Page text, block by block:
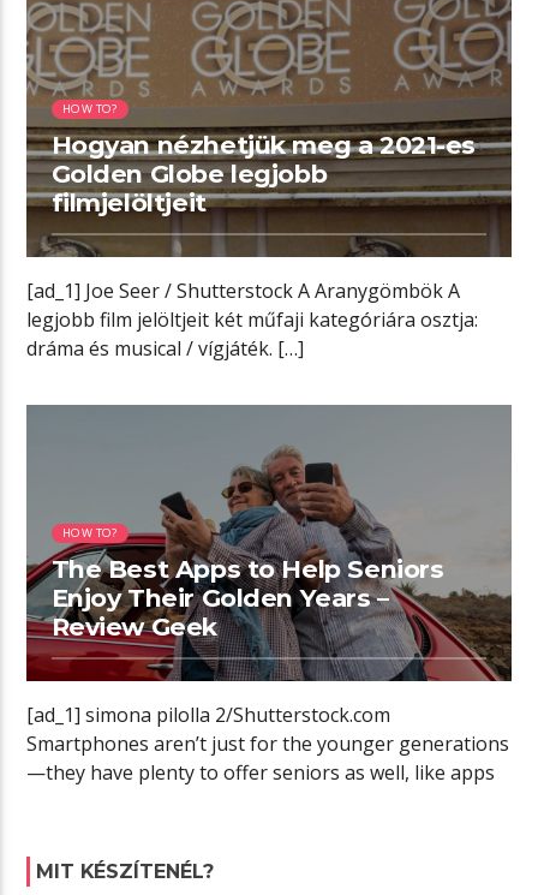
05:55 READ TIME
HOW TO?
Hogyan nézhetjük meg a 2021-es
Golden Globe legjobb
filmjelöltjeit
[ad_1] Joe Seer / Shutterstock A Aranygömbök A
legjobb film jelöltjeit két műfaji kategóriára osztja:
dráma és musical / vígjáték. […]
HOW TO?
The Best Apps to Help Seniors
Enjoy Their Golden Years –
Review Geek
[ad_1] simona pilolla 2/Shutterstock.com
Smartphones aren’t just for the younger generations
—they have plenty to offer seniors as well, like apps
MIT KÉSZÍTENÉL?